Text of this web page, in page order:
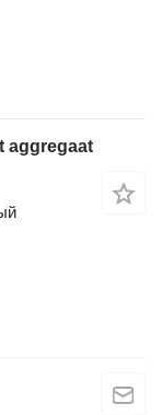
aggregaat